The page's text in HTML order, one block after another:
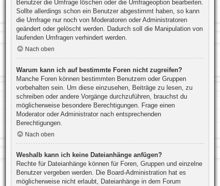
Benutzer die Umfrage löschen oder die Umfrageoption bearbeiten.
Sollte allerdings schon ein Benutzer abgestimmt haben, so kann
die Umfrage nur noch von Moderatoren oder Administratoren
geändert oder gelöscht werden. Dadurch soll die Manipulation von
laufenden Umfragen verhindert werden.
Nach oben
Warum kann ich auf bestimmte Foren nicht zugreifen?
Manche Foren können bestimmten Benutzern oder Gruppen
vorbehalten sein. Um diese einzusehen, Beiträge zu lesen, zu
schreiben oder andere Vorgänge durchzuführen, brauchst du
möglicherweise besondere Berechtigungen. Frage einen
Moderator oder Administrator nach entsprechenden
Berechtigungen.
Nach oben
Weshalb kann ich keine Dateianhänge anfügen?
Rechte für Dateianhänge können für Foren, Gruppen und einzelne
Benutzer vergeben werden. Die Board-Administration hat es
möglicherweise nicht erlaubt, Dateianhänge in dem Forum